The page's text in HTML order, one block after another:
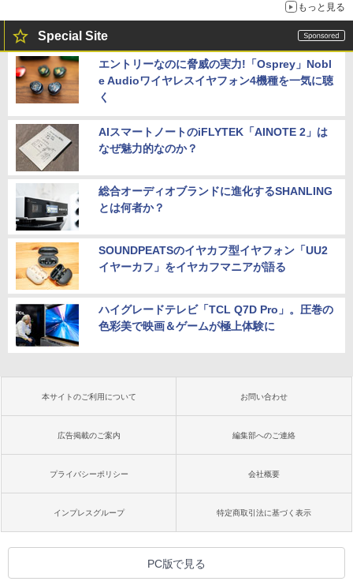
もっと見る
Special Site
エントリーなのに脅威の実力!「Osprey」Nobl
e Audioワイヤレスイヤフォン4機種を一気に聴
く
AIスマートノートのiFLYTEK「AINOTE 2」は
なぜ魅力的なのか？
総合オーディオブランドに進化するSHANLING
とは何者か？
SOUNDPEATSのイヤカフ型イヤフォン「UU2
イヤーカフ」をイヤカフマニアが語る
ハイグレードテレビ「TCL Q7D Pro」。圧巻の
色彩美で映画＆ゲームが極上体験に
本サイトのご利用について お問い合わせ
広告掲載のご案内 編集部へのご連絡
プライバシーポリシー 会社概要
インプレスグループ 特定商取引法に基づく表示
PC版で見る